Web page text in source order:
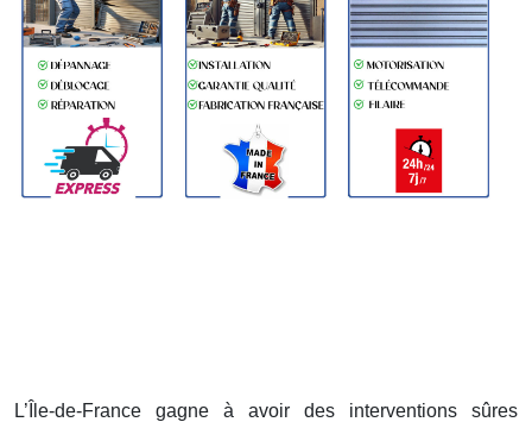
L’Île-de-France gagne à avoir des interventions sûres